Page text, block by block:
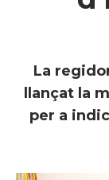
La
llançat la
per a